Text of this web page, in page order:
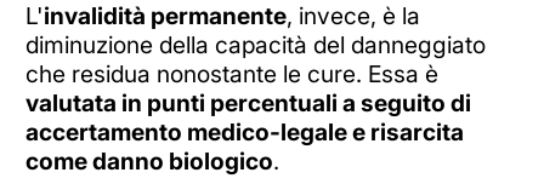
L'invalidità permanente, invece, è la
diminuzione della capacità del danneggiato
che residua nonostante le cure. Essa è
valutata in punti percentuali a seguito di
accertamento medico-legale e risarcita
come danno biologico.